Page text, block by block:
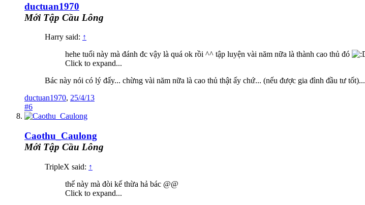
ductuan1970
Mới Tập Cầu Lông
Harry said: ↑
hehe tuổi này mà đánh đc vậy là quá ok rồi ^^ tập luyện vài năm nữa là thành cao thủ đó
Click to expand...
Bác này nói có lý đấy... chừng vài năm nữa là cao thủ thật ấy chứ... (nếu được gia đình đầu tư tốt)...
ductuan1970, 25/4/13
#6
Caothu_Caulong
Mới Tập Cầu Lông
TripleX said: ↑
thế này mà đòi kế thừa hả bác @@
Click to expand...